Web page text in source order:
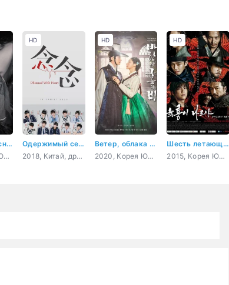
Любовная песнь иллюзий
2024, Корея Южная, история, романтика, фэнтези
Одержимый сердцем
2018, Китай, драма, сверхъестественное
HD
Ветер, облака и дождь
2020, Корея Южная, история, романтика, драма, сверхъестественное
HD
Шесть летающих драконов
2015, Корея Южная, боевик, история, драма, политика
HD